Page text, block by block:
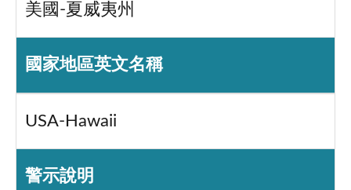
美國-夏威夷州
國家地區英文名稱
USA-Hawaii
警示說明